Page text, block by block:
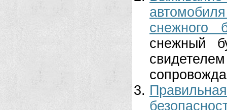
снежного
снежный